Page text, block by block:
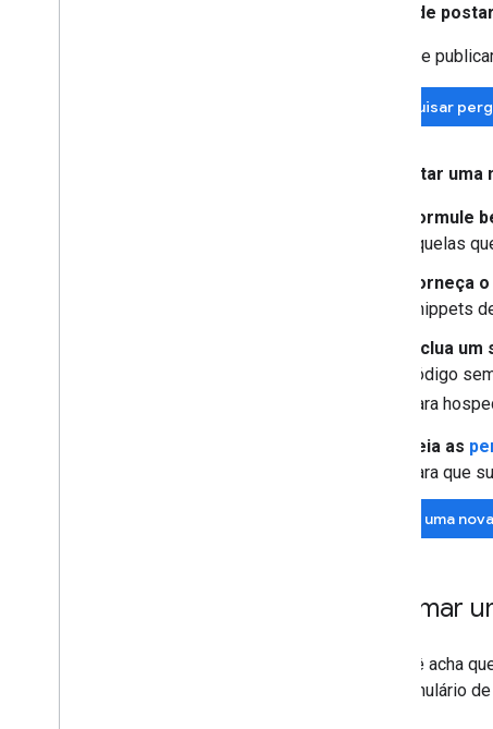
Antes de
Antes de
Pesquisar
Ao postar
Formule
aquelas
Forneça
snippets
Inclua
código
para
Leia as
para que
Fazer uma
Informar
Se você acha
um formulário